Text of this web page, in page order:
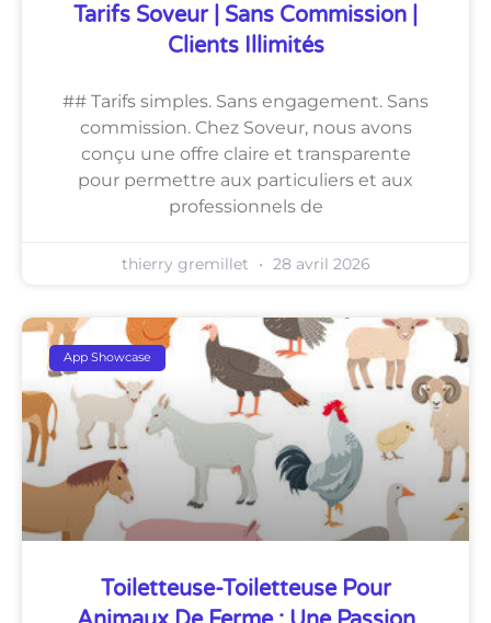
Tarifs Soveur | Sans Commission |
Clients Illimités
## Tarifs simples. Sans engagement. Sans
commission. Chez Soveur, nous avons
conçu une offre claire et transparente
pour permettre aux particuliers et aux
professionnels de
thierry gremillet 28 avril 2026
App Showcase
Toiletteuse-Toiletteuse Pour